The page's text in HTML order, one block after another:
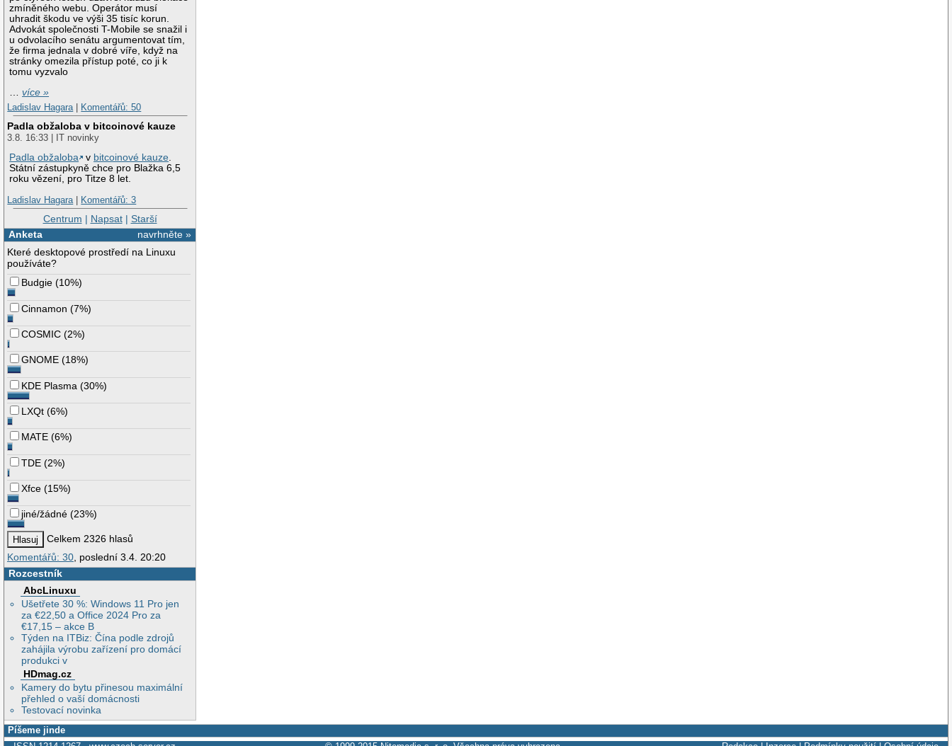
zmíněného webu. Operátor musí
uhradit škodu ve výši 35 tisíc korun.
Advokát společnosti T-Mobile se snažil i
u odvolacího senátu argumentovat tím,
že firma jednala v dobré víře, když na
stránky omezila přístup poté, co ji k
tomu vyzvalo
…více »
Ladislav Hagara| Komentářů: 50
Padla obžaloba v bitcoinové kauze
3.8. 16:33 | IT novinky
Padla obžaloba
v bitcoinové kauze.
Státní zástupkyně chce pro Blažka 6,5
roku vězení, pro Titze 8 let.
Ladislav Hagara| Komentářů: 3
Centrum | Napsat| Starší
navrhněte »
Anketa
Které desktopové prostředí na Linuxu
používáte?
Budgie (10%)
Cinnamon (7%)
COSMIC (2%)
GNOME (18%)
KDE Plasma (30%)
LXQt (6%)
MATE (6%)
TDE (2%)
Xfce (15%)
jiné/žádné (23%)
Celkem 2326 hlasů
Komentářů: 30 , poslední 3.4. 20:20
Rozcestník
AbcLinuxu
Ušetřete 30 %: Windows 11 Pro jen
za €22,50 a Office 2024 Pro za
€17,15 – akce B
Týden na ITBiz: Čína podle zdrojů
zahájila výrobu zařízení pro domácí
produkci v
HDmag.cz
Kamery do bytu přinesou maximální
přehled o vaší domácnosti
Testovací novinka
Píšeme jinde